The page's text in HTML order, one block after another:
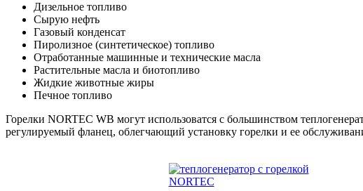
Дизельное топливо
Сырую нефть
Газовый конденсат
Пиролизное (синтетическое) топливо
Отработанные машинные и технические масла
Растительные масла и биотопливо
Жидкие животные жиры
Печное топливо
Горелки NORTEC WB могут использоватся с большинством
регулируемый фланец, облегчающий установку горелки и ее